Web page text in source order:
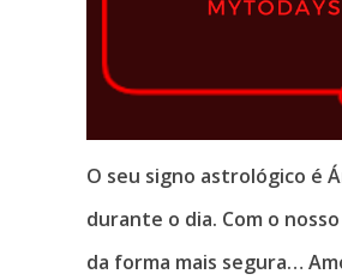
O seu signo astrológico é
durante o dia. Com o
da forma mais segura…